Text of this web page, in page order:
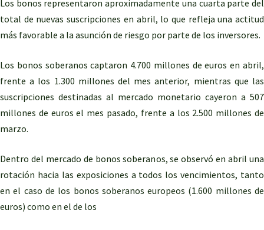
Los bonos representaron aproximadamente una cuarta parte del
total de nuevas suscripciones en abril, lo que refleja una actitud
más favorable a la asunción de riesgo por parte de los inversores.
Los bonos soberanos captaron 4.700 millones de euros en abril,
frente a los 1.300 millones del mes anterior, mientras que las
suscripciones destinadas al mercado monetario cayeron a 507
millones de euros el mes pasado, frente a los 2.500 millones de
marzo.
Dentro del mercado de bonos soberanos, se observó en abril una
rotación hacia las exposiciones a todos los vencimientos, tanto
en el caso de los bonos soberanos europeos (1.600 millones de
euros) como en el de los